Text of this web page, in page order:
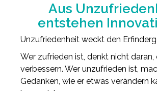
Aus
entstehen
Unzufriedenheit weckt den
Wer zufrieden ist, denkt nicht
verbessern. Wer unzufrieden ist,
Gedanken, wie er etwas verändern